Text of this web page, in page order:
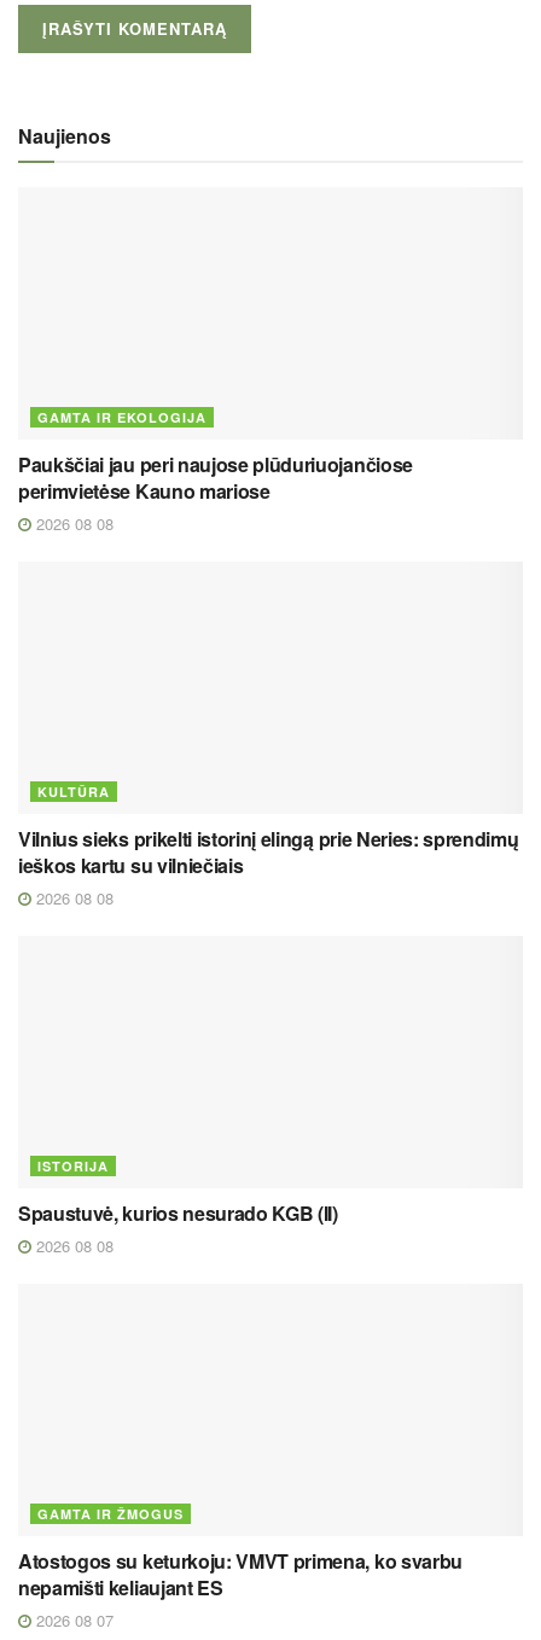
Naujienos
GAMTA IR EKOLOGIJA
Paukščiai jau peri naujose plūduriuojančiose
perimvietėse Kauno mariose
2026 08 08
KULTŪRA
Vilnius sieks prikelti istorinį elingą prie Neries: sprendimų
ieškos kartu su vilniečiais
2026 08 08
ISTORIJA
Spaustuvė, kurios nesurado KGB (II)
2026 08 08
GAMTA IR ŽMOGUS
Atostogos su keturkoju: VMVT primena, ko svarbu
nepamišti keliaujant ES
2026 08 07